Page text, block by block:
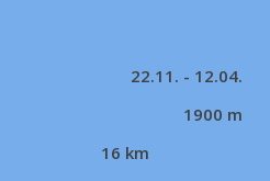
22.11. - 12.04.
1900 m
16 km